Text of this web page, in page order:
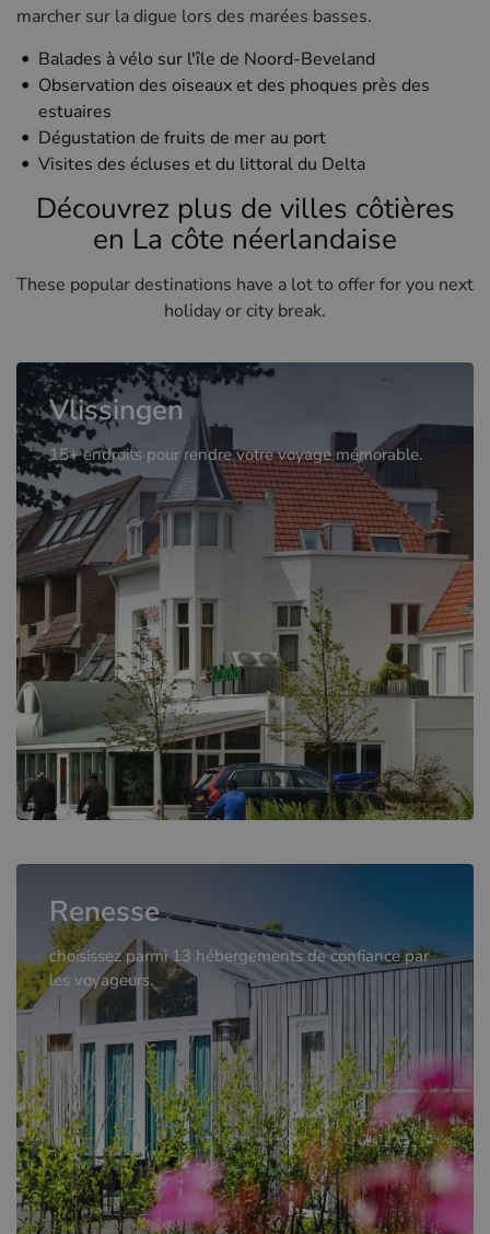
marcher sur la digue lors des marées basses.
Balades à vélo sur l'île de Noord-Beveland
Observation des oiseaux et des phoques près des
estuaires
Dégustation de fruits de mer au port
Visites des écluses et du littoral du Delta
Découvrez plus de villes côtières
en La côte néerlandaise
These popular destinations have a lot to offer for you next
holiday or city break.
Vlissingen
15+ endroits pour rendre votre voyage mémorable.
Renesse
choisissez parmi 13 hébergements de confiance par
les voyageurs.